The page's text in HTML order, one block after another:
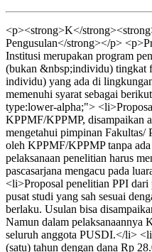
<p><strong>K</
Pengusulan</strong></p>
Institusi merupakan program
(bukan &nbsp;individu) tingkat
individu) yang ada di
memenuhi syarat sebagai
type:lower-alpha;">
KPPMF/KPPMP, disampaikan
mengetahui pimpinan Fakultas/
oleh KPPMF/KPPMP tanpa
pelaksanaan penelitian harus
pascasarjana mengacu pada
<li>Proposal penelitian PPI dari
pusat studi yang sah sesuai
berlaku. Usulan bisa
Namun dalam pelaksanaannya
seluruh anggota PUSDI.</li>
(satu) tahun dengan dana Rp